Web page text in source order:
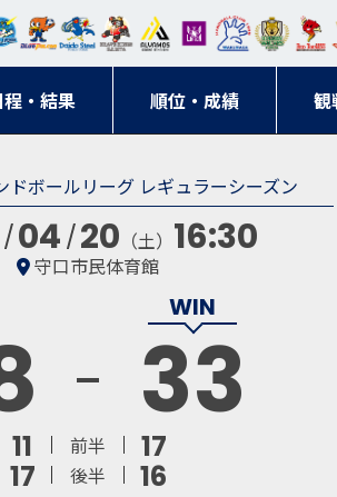
程・結果 順位・成績 観
寺ブ
ルー
サン
ーフ
ァル
コン
屋
ニッ キン
ス大
阪
エゾハン
ブ
ンウ
ルヴ
ス福
ドボールリーグ レギュラーシーズン
04 20 （土） 16:30
守口市民体育館
33
11 前半
17
17
後半 16